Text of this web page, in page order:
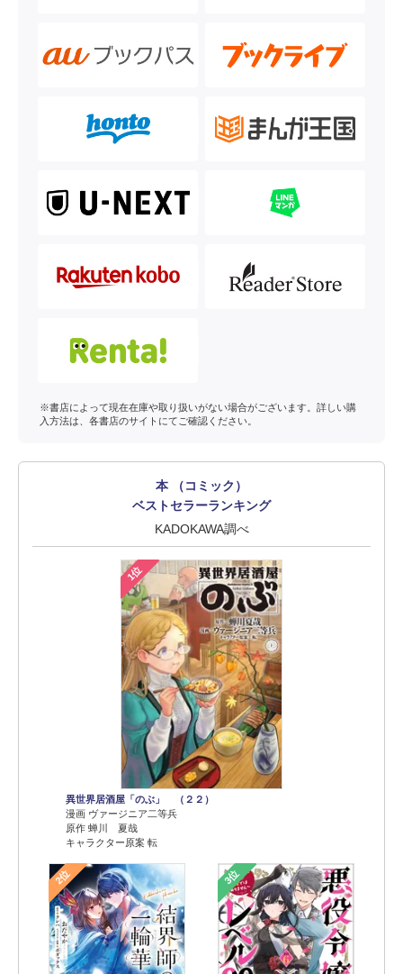
※書店によって現在在庫や取り扱いがない場合がございます。詳しい購
入方法は、各書店のサイトにてご確認ください。
本 （コミック）
ベストセラーランキング
KADOKAWA調べ
1位
異世界居酒屋「のぶ」 （２２）
漫画 ヴァージニア二等兵
原作 蝉川 夏哉
キャラクター原案 転
2位 3位